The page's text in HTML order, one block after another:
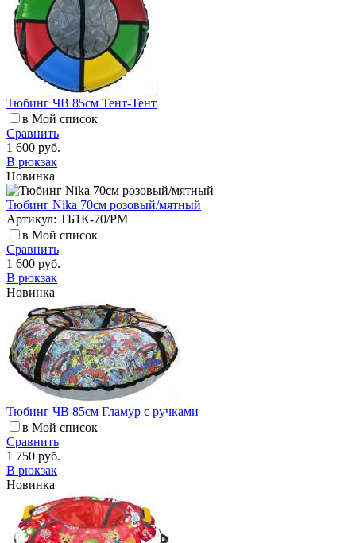
Тюбинг ЧВ 85см Тент-Тент
в Мой список
Сравнить
1 600 руб.
В рюкзак
Новинка
Тюбинг Nika 70см розовый/мятный
Артикул: ТБ1К-70/РМ
в Мой список
Сравнить
1 600 руб.
В рюкзак
Новинка
Тюбинг ЧВ 85см Гламур с ручками
в Мой список
Сравнить
1 750 руб.
В рюкзак
Новинка